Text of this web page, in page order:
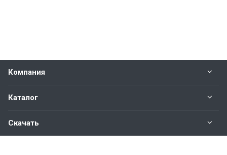
Компания
Каталог
Скачать